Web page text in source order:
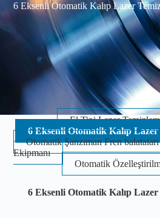
6 Eksenli Otomatik Kalıp Lazer
El Tipi Lazer
6 Eksenli Otomatik Kalıp
Otomatik Şanzıman Fren
Ekipmanı
Otomatik
6 Eksenli Otomatik Kalıp